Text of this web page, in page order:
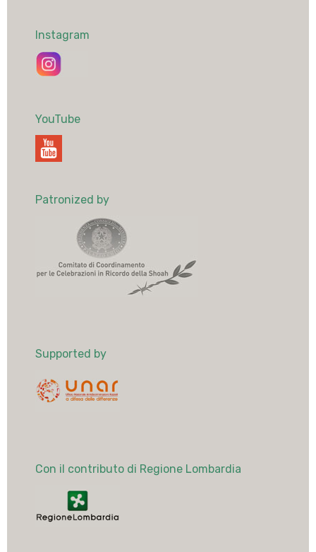
Instagram
YouTube
Patronized by
Supported by
Con il contributo di Regione Lombardia